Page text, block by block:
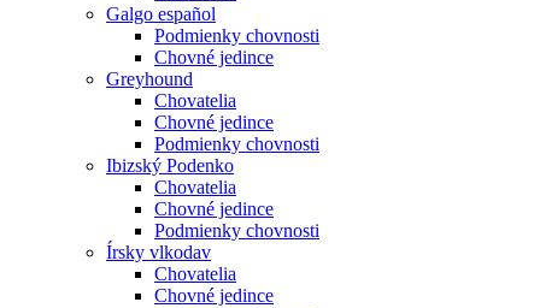
Galgo español
Podmienky chovnosti
Chovné jedince
Greyhound
Chovatelia
Chovné jedince
Podmienky chovnosti
Ibizský Podenko
Chovatelia
Chovné jedince
Podmienky chovnosti
Írsky vlkodav
Chovatelia
Chovné jedince